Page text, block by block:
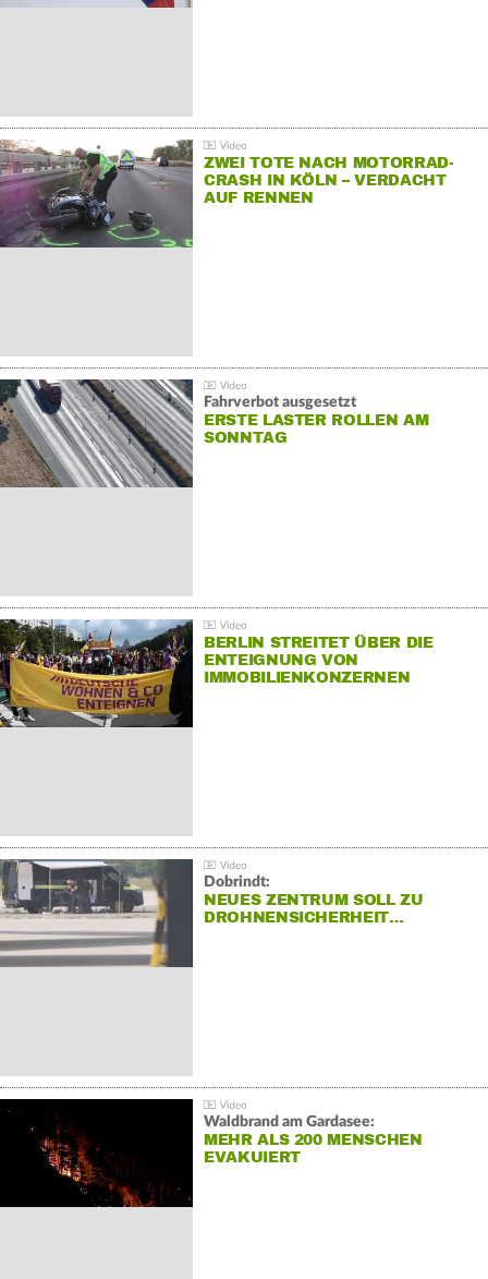
ZWEI TOTE NACH MOTORRAD-
CRASH IN KÖLN – VERDACHT
AUF RENNEN
Fahrverbot ausgesetzt
ERSTE LASTER ROLLEN AM
SONNTAG
BERLIN STREITET ÜBER DIE
ENTEIGNUNG VON
IMMOBILIENKONZERNEN
Dobrindt:
NEUES ZENTRUM SOLL ZU
DROHNENSICHERHEIT…
Waldbrand am Gardasee:
MEHR ALS 200 MENSCHEN
EVAKUIERT